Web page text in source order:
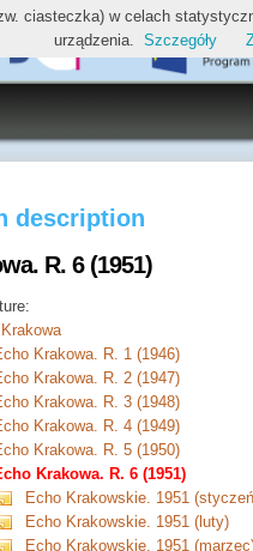
description
R. 6 (1951)
Krakowa. R. 1 (1946)
Krakowa. R. 2 (1947)
Krakowa. R. 3 (1948)
Krakowa. R. 4 (1949)
Krakowa. R. 5 (1950)
Krakowa. R. 6 (1951)
Echo Krakowskie. 1951
Echo Krakowskie. 1951 (luty)
Echo Krakowskie. 1951
ciasteczka) w celach
urządzenia. Szczegóły